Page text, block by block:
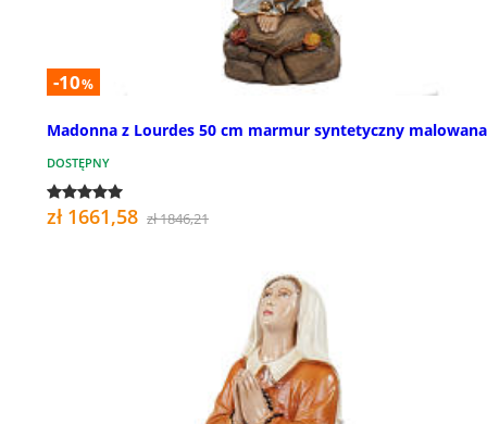
-10%
Madonna z Lourdes 50 cm marmur syntetyczny malowana
DOSTĘPNY
zł 1661,58 zł 1846,21